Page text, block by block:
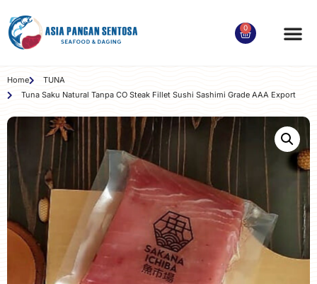
0
Home
TUNA
Tuna Saku Natural Tanpa CO Steak Fillet Sushi Sashimi Grade AAA Export